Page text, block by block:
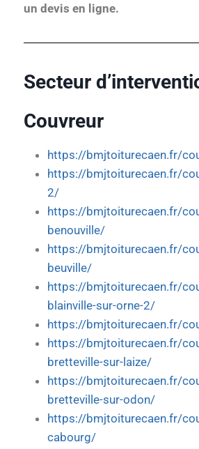
un devis en ligne.
Secteur
Couvreur
https://bmjtoiturecaen.fr/
https://bmjtoiturecaen.fr/
2/
https://bmjtoiturecaen.fr/
benouville/
https://bmjtoiturecaen.fr/
beuville/
https://bmjtoiturecaen.fr/
blainville-sur-orne-2/
https://bmjtoiturecaen.fr/
https://bmjtoiturecaen.fr/
bretteville-sur-laize/
https://bmjtoiturecaen.fr/
bretteville-sur-odon/
https://bmjtoiturecaen.fr/
cabourg/